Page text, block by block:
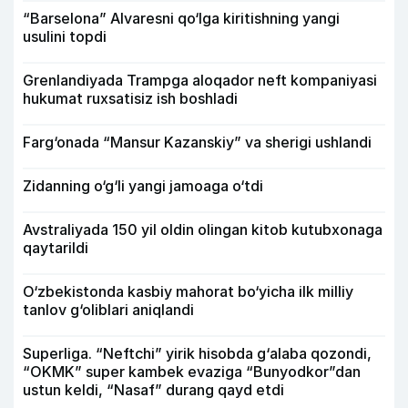
“Barselona” Alvaresni qo‘lga kiritishning yangi
usulini topdi
Grenlandiyada Trampga aloqador neft kompaniyasi
hukumat ruxsatisiz ish boshladi
Farg‘onada “Mansur Kazanskiy” va sherigi ushlandi
Zidanning o‘g‘li yangi jamoaga o‘tdi
Avstraliyada 150 yil oldin olingan kitob kutubxonaga
qaytarildi
O‘zbekistonda kasbiy mahorat bo‘yicha ilk milliy
tanlov g‘oliblari aniqlandi
Superliga. “Neftchi” yirik hisobda g‘alaba qozondi,
“OKMK” super kambek evaziga “Bunyodkor”dan
ustun keldi, “Nasaf” durang qayd etdi